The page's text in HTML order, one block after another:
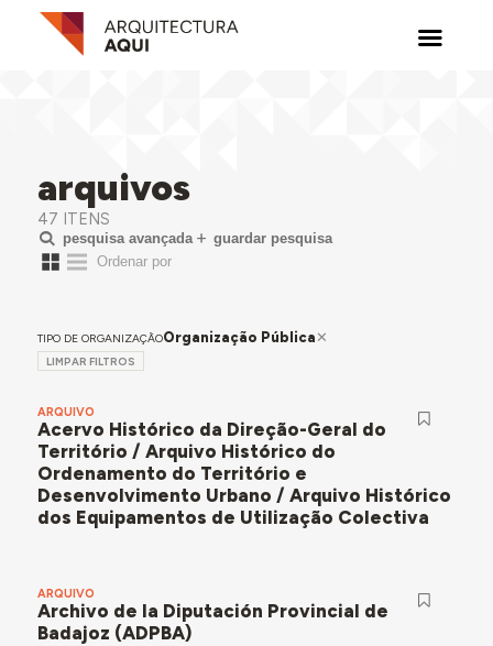
arquivos
47 ITENS
pesquisa avançada guardar pesquisa
TIPO DE ORGANIZAÇÃOOrganização Pública
LIMPAR FILTROS
ARQUIVO
Acervo Histórico da Direção-Geral do
Território / Arquivo Histórico do
Ordenamento do Território e
Desenvolvimento Urbano / Arquivo Histórico
dos Equipamentos de Utilização Colectiva
ARQUIVO
Archivo de la Diputación Provincial de
Badajoz (ADPBA)